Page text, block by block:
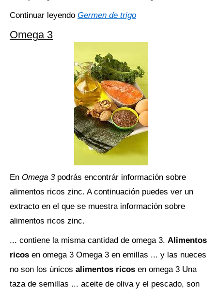
Continuar leyendo Germen de trigo
Omega 3
En Omega 3podrás encontrár información sobre
alimentos ricos zinc. A continuación puedes ver un
extracto en el que se muestra información sobre
alimentos ricos zinc.
... contiene la misma cantidad de omega 3. Alimentos
ricos en omega 3 Omega 3 en emillas ... y las nueces
no son los únicos alimentos ricos en omega 3 Una
taza de semillas ... aceite de oliva y el pescado, son